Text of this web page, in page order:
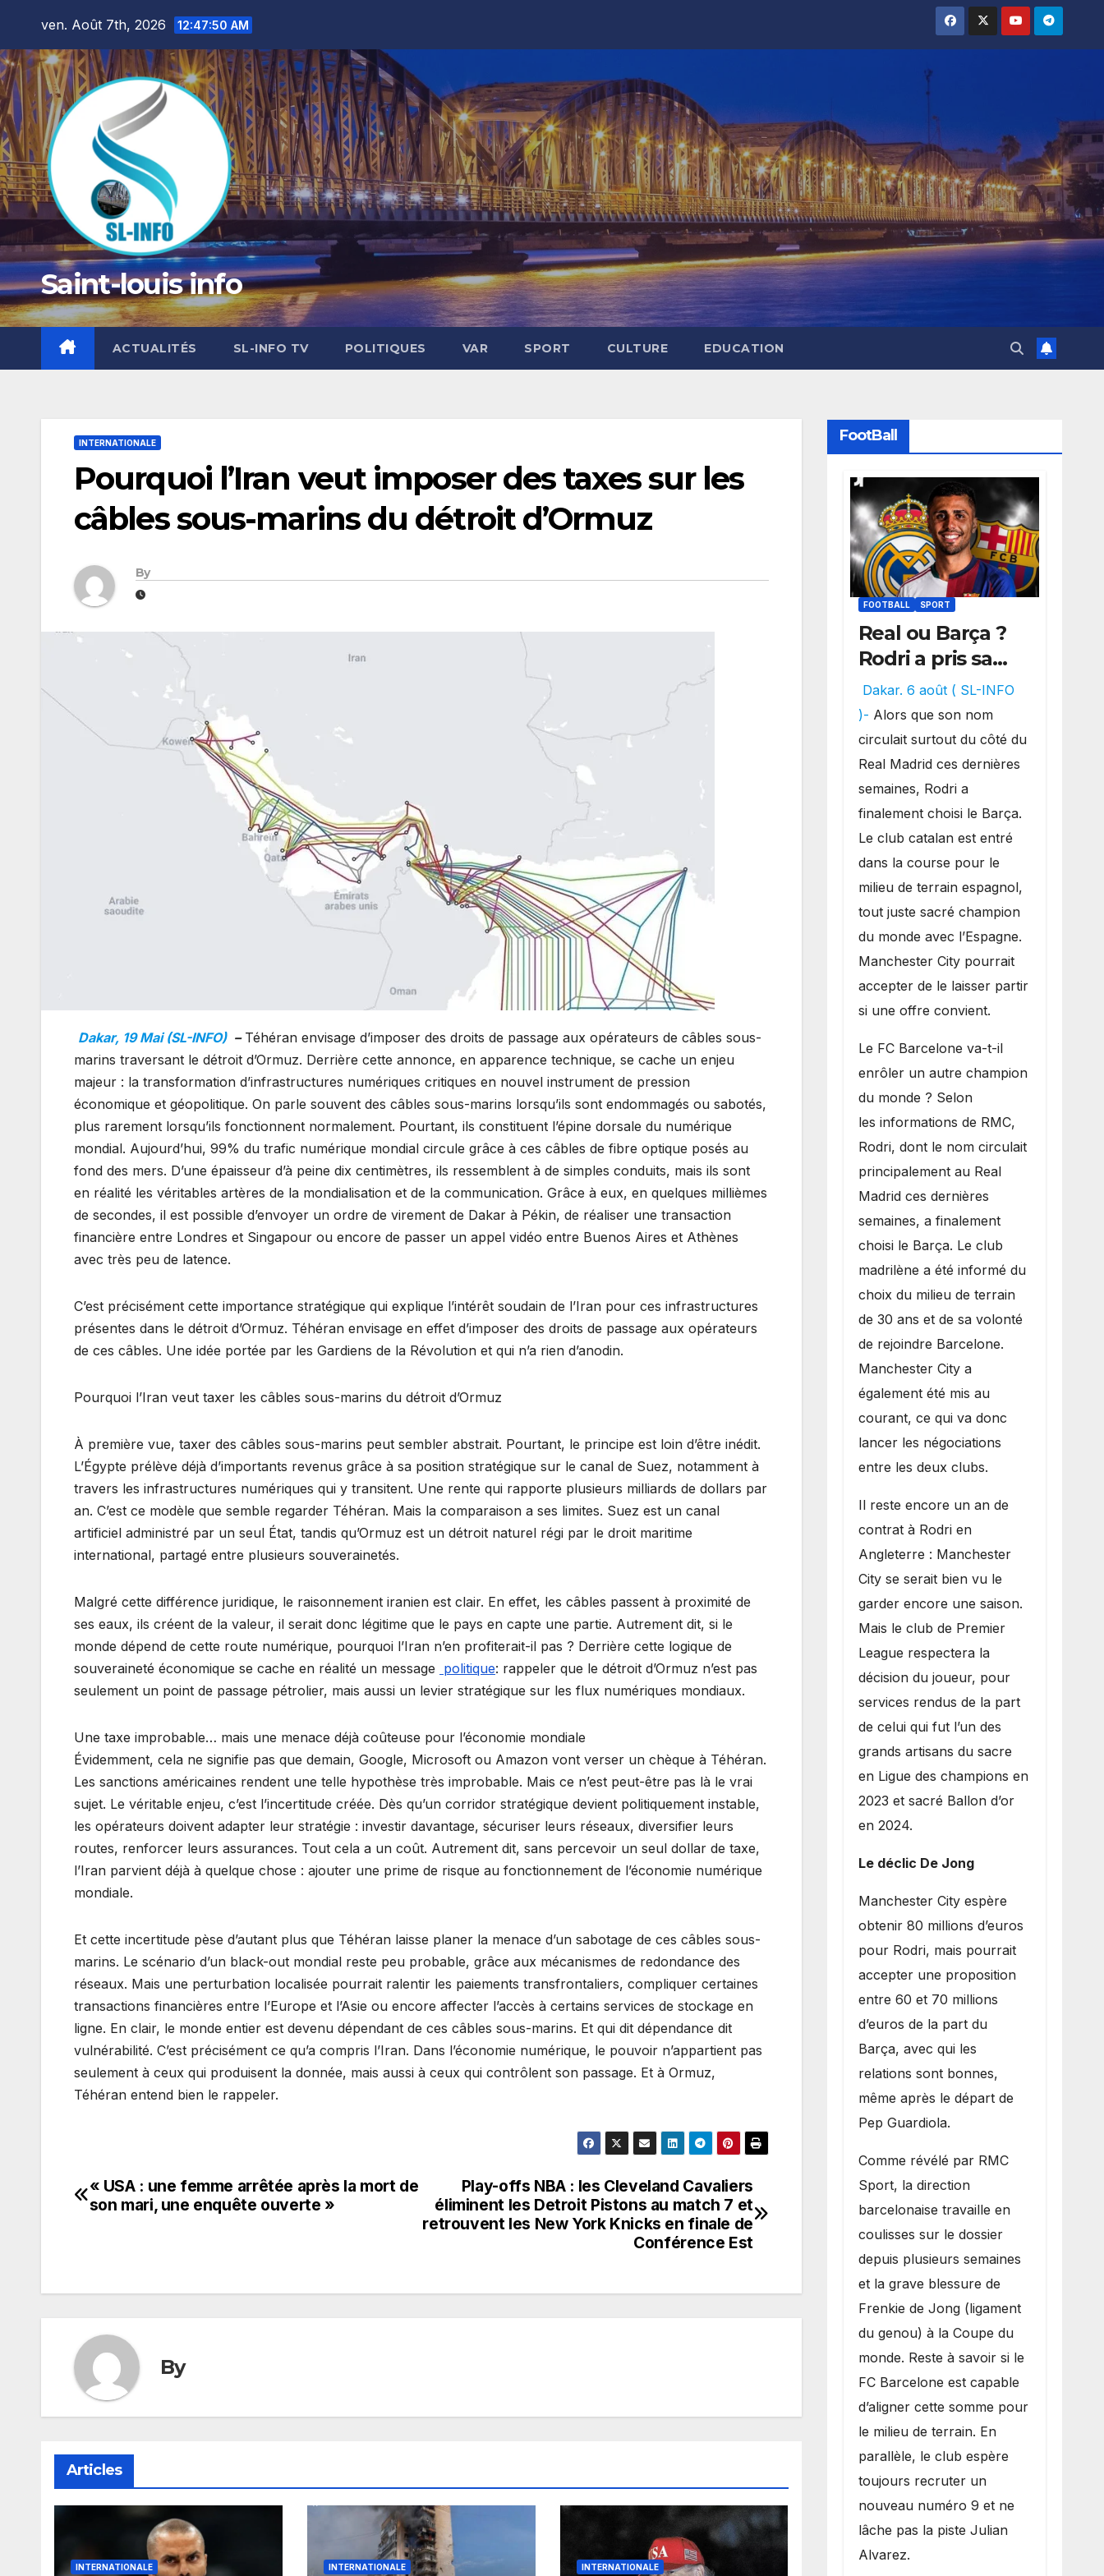
content
ven. Août 7th, 2026 12:47:51 AM
Saint-louis info
ACTUALITÉS SL-INFO TV POLITIQUES VAR SPORT CULTURE EDUCATION
INTERNATIONALE
Pourquoi l’Iran veut imposer des taxes sur les
câbles sous-marins du détroit d’Ormuz
By
Dakar, 19 Mai (SL-INFO) –Téhéran envisage d’imposer des droits de passage aux opérateurs de câbles sous-
marins traversant le détroit d’Ormuz. Derrière cette annonce, en apparence technique, se cache un enjeu
majeur : la transformation d’infrastructures numériques critiques en nouvel instrument de pression
économique et géopolitique. On parle souvent des câbles sous-marins lorsqu’ils sont endommagés ou sabotés,
plus rarement lorsqu’ils fonctionnent normalement. Pourtant, ils constituent l’épine dorsale du numérique
mondial. Aujourd’hui, 99% du trafic numérique mondial circule grâce à ces câbles de fibre optique posés au
fond des mers. D’une épaisseur d’à peine dix centimètres, ils ressemblent à de simples conduits, mais ils sont
en réalité les véritables artères de la mondialisation et de la communication. Grâce à eux, en quelques millièmes
de secondes, il est possible d’envoyer un ordre de virement de Dakar à Pékin, de réaliser une transaction
financière entre Londres et Singapour ou encore de passer un appel vidéo entre Buenos Aires et Athènes
avec très peu de latence.
C’est précisément cette importance stratégique qui explique l’intérêt soudain de l’Iran pour ces infrastructures
présentes dans le détroit d’Ormuz. Téhéran envisage en effet d’imposer des droits de passage aux opérateurs
de ces câbles. Une idée portée par les Gardiens de la Révolution et qui n’a rien d’anodin.
Pourquoi l’Iran veut taxer les câbles sous-marins du détroit d’Ormuz
À première vue, taxer des câbles sous-marins peut sembler abstrait. Pourtant, le principe est loin d’être inédit.
L’Égypte prélève déjà d’importants revenus grâce à sa position stratégique sur le canal de Suez, notamment à
travers les infrastructures numériques qui y transitent. Une rente qui rapporte plusieurs milliards de dollars par
an. C’est ce modèle que semble regarder Téhéran. Mais la comparaison a ses limites. Suez est un canal
artificiel administré par un seul État, tandis qu’Ormuz est un détroit naturel régi par le droit maritime
international, partagé entre plusieurs souverainetés.
Malgré cette différence juridique, le raisonnement iranien est clair. En effet, les câbles passent à proximité de
ses eaux, ils créent de la valeur, il serait donc légitime que le pays en capte une partie. Autrement dit, si le
monde dépend de cette route numérique, pourquoi l’Iran n’en profiterait-il pas ? Derrière cette logique de
souveraineté économique se cache en réalité un message politique: rappeler que le détroit d’Ormuz n’est pas
seulement un point de passage pétrolier, mais aussi un levier stratégique sur les flux numériques mondiaux.
Une taxe improbable… mais une menace déjà coûteuse pour l’économie mondiale
Évidemment, cela ne signifie pas que demain, Google, Microsoft ou Amazon vont verser un chèque à Téhéran.
Les sanctions américaines rendent une telle hypothèse très improbable. Mais ce n’est peut-être pas là le vrai
sujet. Le véritable enjeu, c’est l’incertitude créée. Dès qu’un corridor stratégique devient politiquement instable,
les opérateurs doivent adapter leur stratégie : investir davantage, sécuriser leurs réseaux, diversifier leurs
routes, renforcer leurs assurances. Tout cela a un coût. Autrement dit, sans percevoir un seul dollar de taxe,
l’Iran parvient déjà à quelque chose : ajouter une prime de risque au fonctionnement de l’économie numérique
mondiale.
Et cette incertitude pèse d’autant plus que Téhéran laisse planer la menace d’un sabotage de ces câbles sous-
marins. Le scénario d’un black-out mondial reste peu probable, grâce aux mécanismes de redondance des
réseaux. Mais une perturbation localisée pourrait ralentir les paiements transfrontaliers, compliquer certaines
transactions financières entre l’Europe et l’Asie ou encore affecter l’accès à certains services de stockage en
ligne. En clair, le monde entier est devenu dépendant de ces câbles sous-marins. Et qui dit dépendance dit
vulnérabilité. C’est précisément ce qu’a compris l’Iran. Dans l’économie numérique, le pouvoir n’appartient pas
seulement à ceux qui produisent la donnée, mais aussi à ceux qui contrôlent son passage. Et à Ormuz,
Téhéran entend bien le rappeler.
Navigation
Play-offs NBA : les Cleveland Cavaliers
éliminent les Detroit Pistons au match 7 et
retrouvent les New York Knicks en finale de
Conférence Est
« USA : une femme arrêtée après la mort de
son mari, une enquête ouverte »
By
Articles
INTERNATIONALE INTERNATIONALE INTERNATIONALE
FootBall
FOOTBALL SPORT
Real ou Barça ?
Rodri a pris sa
décision, un
choix qui
pourrait faire
grand bruit sur
le marché des
transferts.
Dakar. 6 août ( SL-INFO
)- Alors que son nom
circulait surtout du côté du
Real Madrid ces dernières
semaines, Rodri a
finalement choisi le Barça.
Le club catalan est entré
dans la course pour le
milieu de terrain espagnol,
tout juste sacré champion
du monde avec l’Espagne.
Manchester City pourrait
accepter de le laisser partir
si une offre convient.
​Le FC Barcelone va-t-il
enrôler un autre champion
du monde ? Selon
les informations de RMC,
Rodri, dont le nom circulait
principalement au Real
Madrid ces dernières
semaines, a finalement
choisi le Barça. Le club
madrilène a été informé du
choix du milieu de terrain
de 30 ans et de sa volonté
de rejoindre Barcelone.
Manchester City a
également été mis au
courant, ce qui va donc
lancer les négociations
entre les deux clubs.
​Il reste encore un an de
contrat à Rodri en
Angleterre : Manchester
City se serait bien vu le
garder encore une saison.
Mais le club de Premier
League respectera la
décision du joueur, pour
services rendus de la part
de celui qui fut l’un des
grands artisans du sacre
en Ligue des champions en
2023 et sacré Ballon d’or
en 2024.
Le déclic De Jong
​Manchester City espère
obtenir 80 millions d’euros
pour Rodri, mais pourrait
accepter une proposition
entre 60 et 70 millions
d’euros de la part du
Barça, avec qui les
relations sont bonnes,
même après le départ de
Pep Guardiola.
​Comme révélé par RMC
Sport, la direction
barcelonaise travaille en
coulisses sur le dossier
depuis plusieurs semaines
et la grave blessure de
Frenkie de Jong (ligament
du genou) à la Coupe du
monde. Reste à savoir si le
FC Barcelone est capable
d’aligner cette somme pour
le milieu de terrain. En
parallèle, le club espère
toujours recruter un
nouveau numéro 9 et ne
lâche pas la piste Julian
Alvarez.